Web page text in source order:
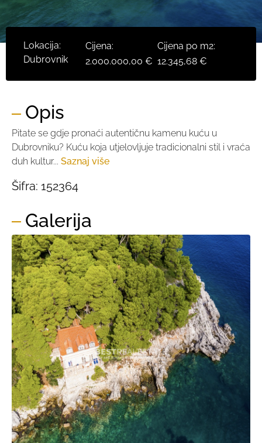
Lokacija:
Dubrovnik
Cijena:
2.000.000,00 €
Cijena po m2:
12.345,68 €
Opis
Pitate se gdje pronaći autentičnu kamenu kuću u
Dubrovniku? Kuću koja utjelovljuje tradicionalni stil i vraća
duh kultur... Saznaj više
Šifra: 152364
Galerija